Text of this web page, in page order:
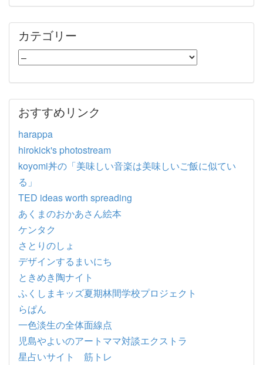
カテゴリー
おすすめリンク
harappa
hirokick's photostream
koyomi丼の「美味しい音楽は美味しいご飯に似てい
る」
TED ideas worth spreading
あくまのおかあさん絵本
ケンタク
さとりのしょ
デザインするまいにち
ときめき陶ナイト
ふくしまキッズ夏期林間学校プロジェクト
らぱん
一色淡生の全体面線点
児島やよいのアートママ対談エクストラ
星占いサイト 筋トレ